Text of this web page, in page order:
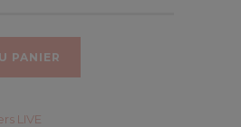
PANIER
LIVE